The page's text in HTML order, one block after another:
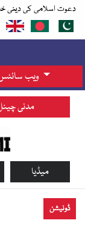
دعوت اسلامی کی دینی
ویب
مدنی
میڈیا
ڈونیشن